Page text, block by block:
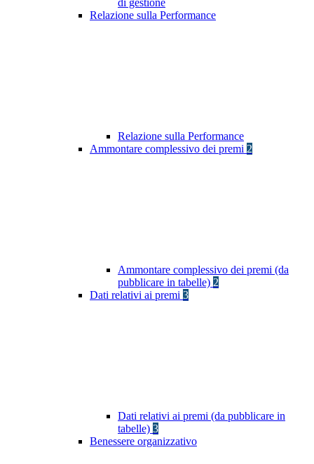
di gestione
Relazione sulla Performance
Relazione sulla Performance
Ammontare complessivo dei premi 2
Ammontare complessivo dei premi (da
pubblicare in tabelle) 2
Dati relativi ai premi 3
Dati relativi ai premi (da pubblicare in
tabelle) 3
Benessere organizzativo